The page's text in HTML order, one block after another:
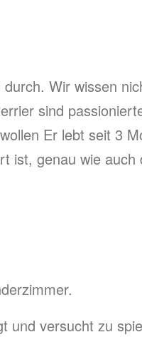
Wir wissen
sind
Er lebt seit 3
ist, genau wie auch
und versucht zu